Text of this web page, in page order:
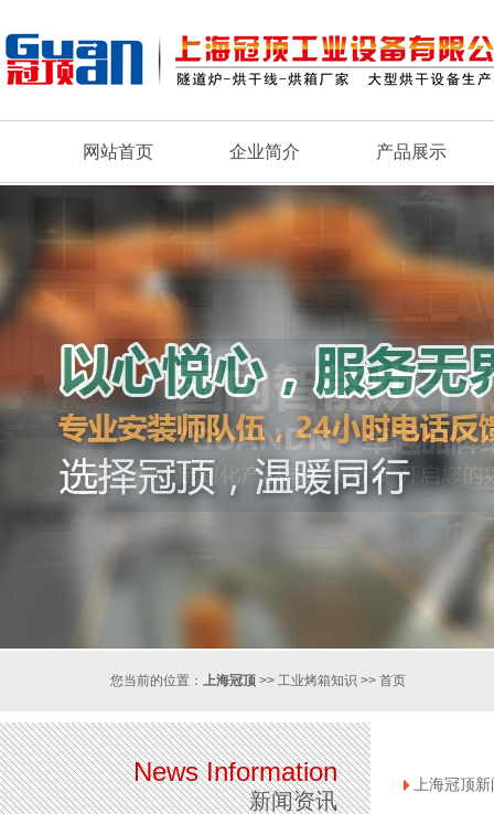
网站首页 企业简介 产品展示
您当前的位置： 上海冠顶 >> 工业烤箱知识 >> 首页
News Information
新闻资讯
上海冠顶